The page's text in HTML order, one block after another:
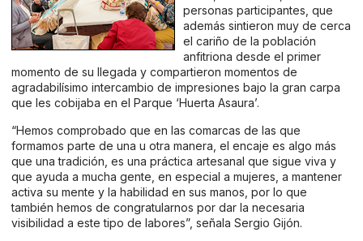
personas participantes, que
además sintieron muy de cerca
el cariño de la población
anfitriona desde el primer
momento de su llegada y compartieron momentos de
agradabilísimo intercambio de impresiones bajo la gran carpa
que les cobijaba en el Parque ‘Huerta Asaura’.
“Hemos comprobado que en las comarcas de las que
formamos parte de una u otra manera, el encaje es algo más
que una tradición, es una práctica artesanal que sigue viva y
que ayuda a mucha gente, en especial a mujeres, a mantener
activa su mente y la habilidad en sus manos, por lo que
también hemos de congratularnos por dar la necesaria
visibilidad a este tipo de labores”, señala Sergio Gijón.